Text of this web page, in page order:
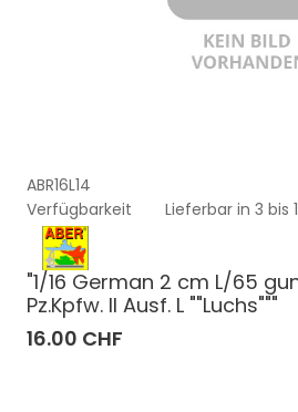
ABR16L14
Verfügbarkeit
Lieferbar in 3 bis
"1/16 German 2 cm L/65
Pz.Kpfw. II Ausf. L ""Luchs"""
16.00 CHF